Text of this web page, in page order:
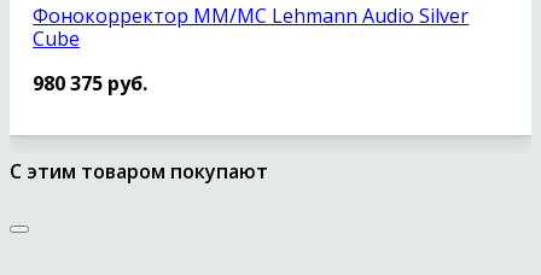
Фонокорректор MM/MC Lehmann Audio Silver
Cube
980 375 руб.
С этим товаром покупают